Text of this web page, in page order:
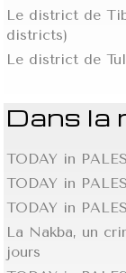
Le district de
districts)
Le district de
Dans la
TODAY in
TODAY in
TODAY in
La Nakba, un
jours